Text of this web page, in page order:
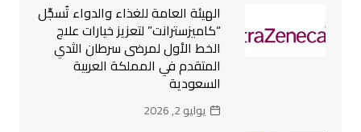
الهيئة العامة للغذاء والدواء تُسجِّل
“كاميزسترانت” لتعزيز خيارات علاج
الخط الأول لمرضى سرطان الثدي
المتقدم في المملكة العربية
السعودية
يوليو 2, 2026